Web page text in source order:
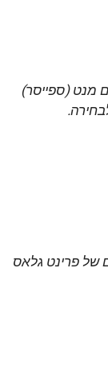
מנט (ספייסר)
של פרינט גלאס